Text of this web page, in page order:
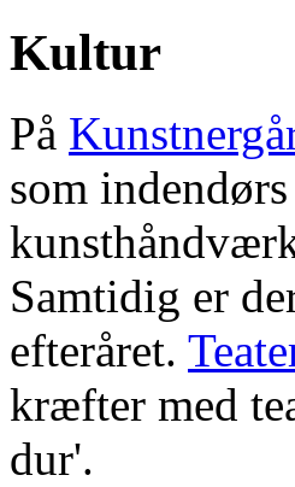
Kultur
På
som
Samtidig er
efteråret.
kræfter med
dur'.